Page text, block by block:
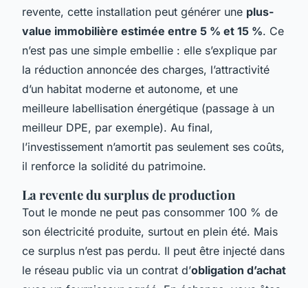
revente, cette installation peut générer une plus-
value immobilière estimée entre 5 % et 15 %. Ce
n’est pas une simple embellie : elle s’explique par
la réduction annoncée des charges, l’attractivité
d’un habitat moderne et autonome, et une
meilleure labellisation énergétique (passage à un
meilleur DPE, par exemple). Au final,
l’investissement n’amortit pas seulement ses coûts,
il renforce la solidité du patrimoine.
La revente du surplus de production
Tout le monde ne peut pas consommer 100 % de
son électricité produite, surtout en plein été. Mais
ce surplus n’est pas perdu. Il peut être injecté dans
le réseau public via un contrat d’obligation d’achat